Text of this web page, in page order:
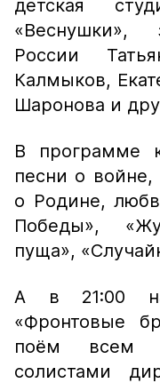
детская
«Веснушки»,
России
Калмыков,
Шаронова и
В программе
песни о войне,
о Родине,
Победы»,
пуща»,
А в 21:00
«Фронтовые
поём всем
солистами